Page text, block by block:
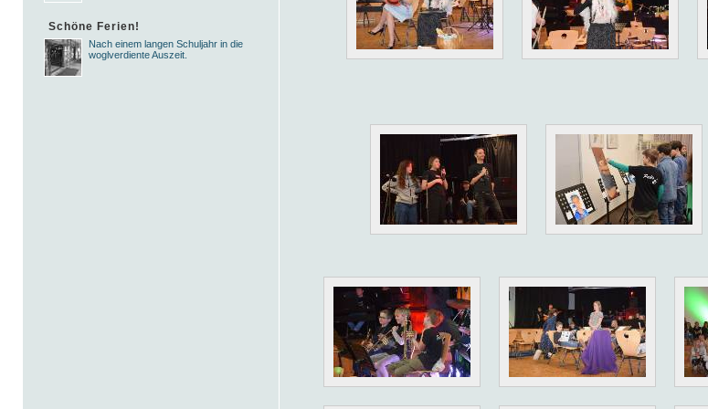
Schöne Ferien!
Nach einem langen Schuljahr in die
woglverdiente Auszeit.